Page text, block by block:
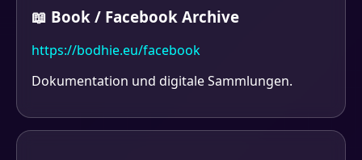
📖 Book / Facebook Archive
https://bodhie.eu/facebook
Dokumentation und digitale Sammlungen.